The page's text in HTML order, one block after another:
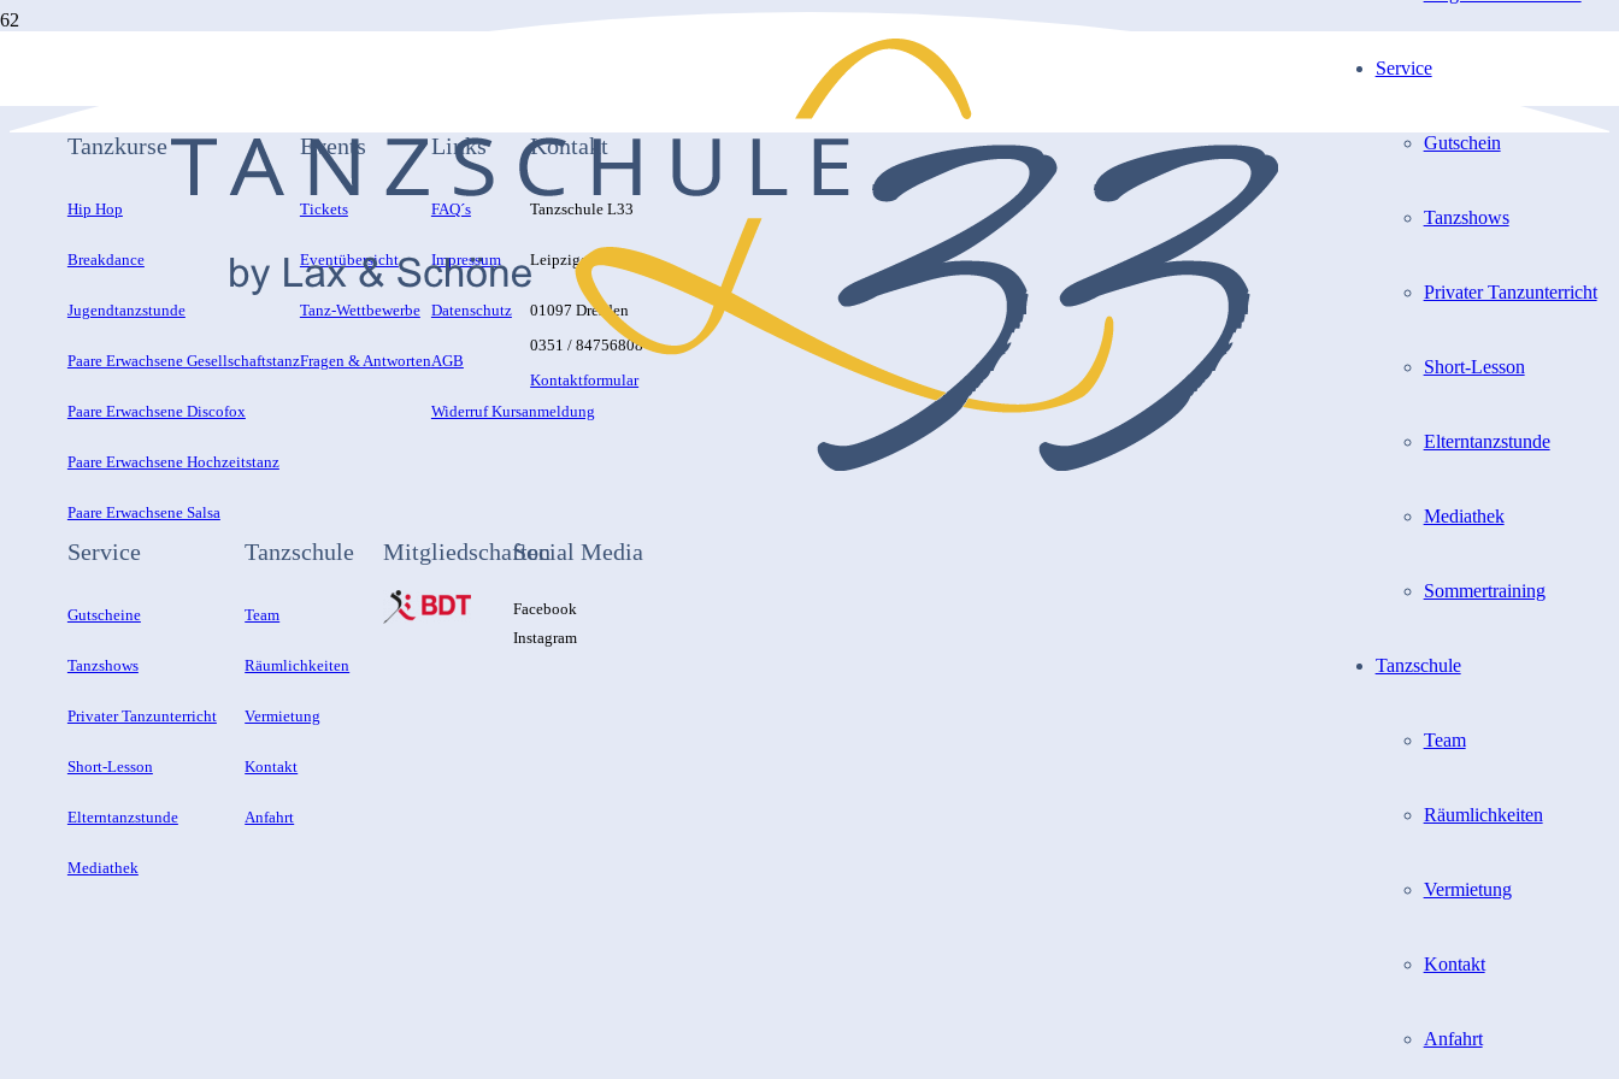
Service
Gutschein
Tanzshows
Privater Tanzunterricht
Short-Lesson
Elterntanzstunde
Mediathek
Sommertraining
Tanzschule
Team
Räumlichkeiten
Vermietung
Kontakt
Anfahrt
Tanzkurse
Hip Hop
Breakdance
Jugendtanzstunde
Paare Erwachsene Gesellschaftstanz
Paare Erwachsene Discofox
Paare Erwachsene Hochzeitstanz
Paare Erwachsene Salsa
Events
Tickets
Eventübersicht
Tanz-Wettbewerbe
Fragen & Antworten
Links
FAQ´s
Impressum
Datenschutz
AGB
Widerruf Kursanmeldung
Kontakt
Tanzschule L33
Leipziger Str. 33
01097 Dresden
0351 / 84756808
Kontaktformular
Service
Gutscheine
Tanzshows
Privater Tanzunterricht
Short-Lesson
Elterntanzstunde
Mediathek
Tanzschule
Team
Räumlichkeiten
Vermietung
Kontakt
Anfahrt
MitgliedschaftenSocial Media
Facebook
Instagram